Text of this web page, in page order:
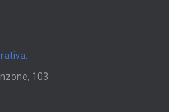
103